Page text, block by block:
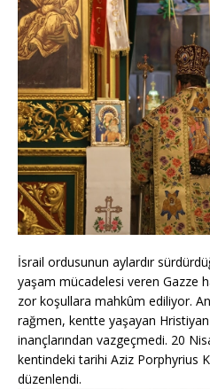
İsrail ordusunun aylardır
yaşam mücadelesi veren Gazze
zor koşullara mahkûm ediliyor.
rağmen, kentte yaşayan
inançlarından vazgeçmedi. 20
kentindeki tarihi Aziz Porphyrius
düzenlendi.